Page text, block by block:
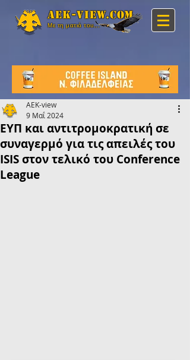
Aek-view.com
Με τη ματιά του...
ΕΥΠ και αντιτρομοκρατική σε
συναγερμό για τις απειλές του
ISIS στον τελικό του Conference
League
AEK-view
9 Μαΐ 2024